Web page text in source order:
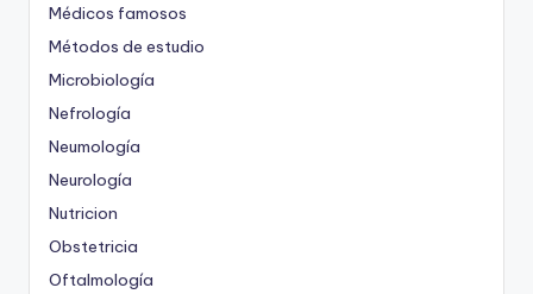
Médicos famosos
Métodos de estudio
Microbiología
Nefrología
Neumología
Neurología
Nutricion
Obstetricia
Oftalmología